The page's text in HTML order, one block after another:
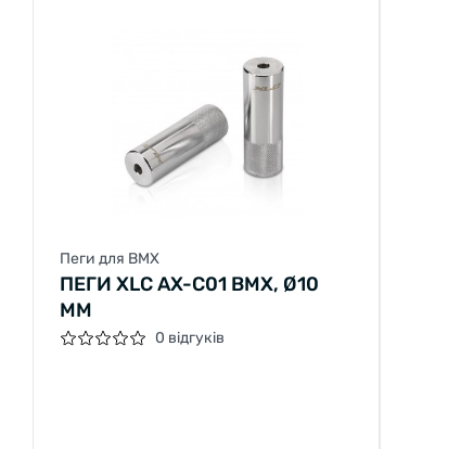
Пеги для BMX
ПЕГИ XLC AX-C01 ВМХ, Ø10
ММ
0 відгуків